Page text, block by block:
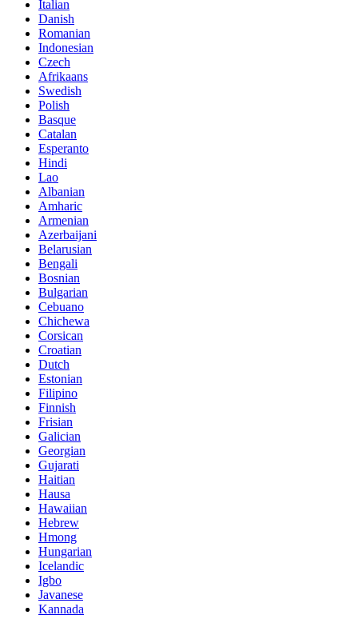
Italian
Danish
Romanian
Indonesian
Czech
Afrikaans
Swedish
Polish
Basque
Catalan
Esperanto
Hindi
Lao
Albanian
Amharic
Armenian
Azerbaijani
Belarusian
Bengali
Bosnian
Bulgarian
Cebuano
Chichewa
Corsican
Croatian
Dutch
Estonian
Filipino
Finnish
Frisian
Galician
Georgian
Gujarati
Haitian
Hausa
Hawaiian
Hebrew
Hmong
Hungarian
Icelandic
Igbo
Javanese
Kannada